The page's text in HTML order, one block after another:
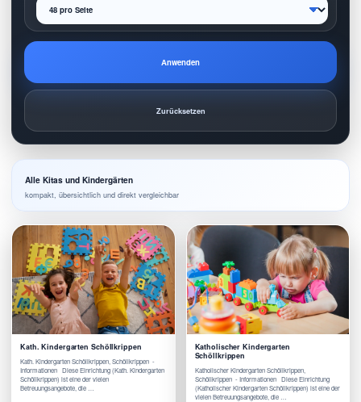
Anwenden
Zurücksetzen
Alle Kitas und Kindergärten
kompakt, übersichtlich und direkt vergleichbar
Kath. Kindergarten Schöllkrippen
Kath. Kindergarten Schöllkrippen, Schöllkrippen -
Informationen Diese Einrichtung (Kath. Kindergarten
Schöllkrippen) ist eine der vielen
Betreuungsangebote, die …
Katholischer Kindergarten
Schöllkrippen
Katholischer Kindergarten Schöllkrippen,
Schöllkrippen - Informationen Diese Einrichtung
(Katholischer Kindergarten Schöllkrippen) ist eine der
vielen Betreuungsangebote, die …